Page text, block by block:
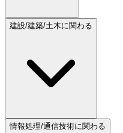
建設/建築/土木に関わる
情報処理/通信技術に関わる